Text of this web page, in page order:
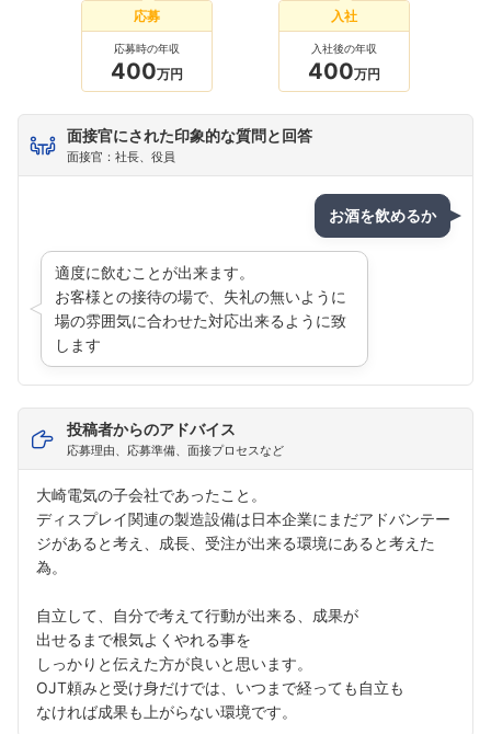
応募
応募時の年収
400万円
入社
入社後の年収
400万円
面接官にされた印象的な質問と回答
面接官：社長、役員
お酒を飲めるか
適度に飲むことが出来ます。
お客様との接待の場で、失礼の無いように
場の雰囲気に合わせた対応出来るように致
します
投稿者からのアドバイス
応募理由、応募準備、面接プロセスなど
大崎電気の子会社であったこと。
ディスプレイ関連の製造設備は日本企業にまだアドバンテー
ジがあると考え、成長、受注が出来る環境にあると考えた
為。
自立して、自分で考えて行動が出来る、成果が
出せるまで根気よくやれる事を
しっかりと伝えた方が良いと思います。
OJT頼みと受け身だけでは、いつまで経っても自立も
なければ成果も上がらない環境です。